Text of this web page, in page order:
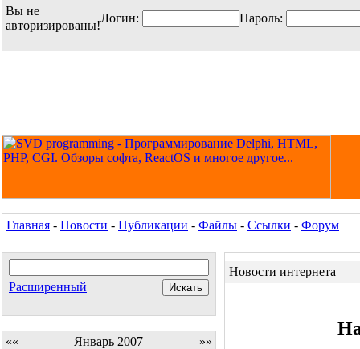
Вы не
авторизированы!
Логин: Пароль:
Главная - Новости - Публикации - Файлы - Ссылки - Форум
Расширенный
«« Январь 2007
»»
Новости интернета